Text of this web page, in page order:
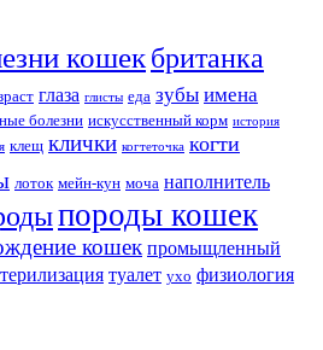
кошекбританка
глаза глисты еда зубы имена
болезни искусственный корм история
клещ клички когтеточка когти
лоток мейн-кун моча наполнитель
породы кошек
кошек промыщленный
туалет ухо физиология